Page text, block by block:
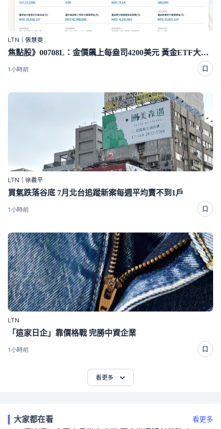
LTN｜張慧雯
焦點股》00708L：金價飆上每盎司4200美元 黃金ETF大漲逾7％
1小時前
LTN｜徐義平
買氣跌落谷底 7月北台追蹤新案每週平均賣不到1戶
1小時前
LTN
「這家日企」靠價格戰 完勝中資企業
1小時前
看更多
大家都在看 看更多